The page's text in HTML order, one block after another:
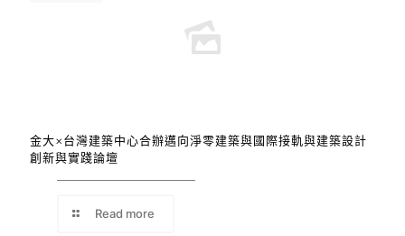
金大×台灣建築中心合辦邁向淨零建築與國際接軌與建築設計
創新與實踐論壇
Read more